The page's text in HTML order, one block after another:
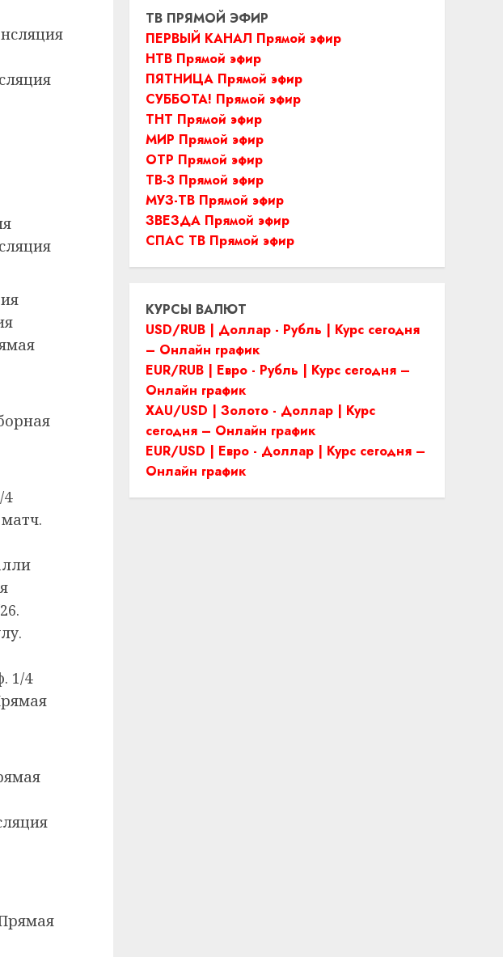
1/4
ТВ ПРЯМОЙ ЭФИР
ПЕРВЫЙ КАНАЛ Прямой эфир
НТВ Прямой эфир
ПЯТНИЦА Прямой эфир
СУББОТА! Прямой эфир
ТНТ Прямой эфир
МИР Прямой эфир
ОТР Прямой эфир
ТВ-3 Прямой эфир
МУЗ-ТВ Прямой эфир
ЗВЕЗДА Прямой эфир
СПАС ТВ Прямой эфир
КУРСЫ ВАЛЮТ
USD/RUB | Доллар - Рубль | Курс сегодня
– Онлайн график
EUR/RUB | Евро - Рубль | Курс сегодня –
Онлайн график
XAU/USD | Золото - Доллар | Курс
сегодня – Онлайн график
EUR/USD | Евро - Доллар | Курс сегодня –
Онлайн график